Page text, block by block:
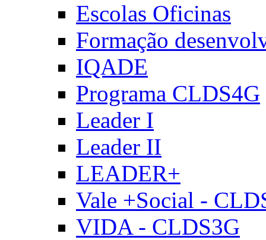
Escolas Oficinas
Formação
IQADE
Programa CLDS4G
Leader I
Leader II
LEADER+
Vale +Social -
VIDA - CLDS3G